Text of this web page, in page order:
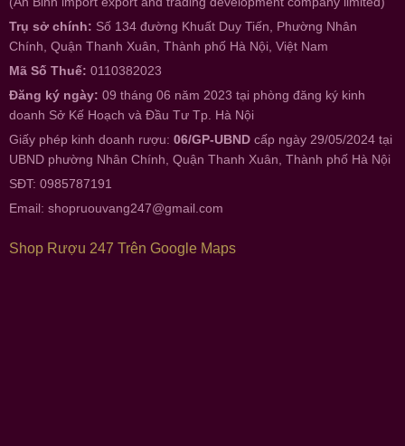
Trụ sở chính: Số 134 đường Khuất Duy Tiến, Phường Nhân
Chính, Quận Thanh Xuân, Thành phố Hà Nội, Việt Nam
Mã Số Thuế: 0110382023
Đăng ký ngày: 09 tháng 06 năm 2023 tại phòng đăng ký kinh
doanh Sở Kế Hoạch và Đầu Tư Tp. Hà Nội
Giấy phép kinh doanh rượu: 06/GP-UBND cấp ngày 29/05/2024 tại
UBND phường Nhân Chính, Quận Thanh Xuân, Thành phố Hà Nội
SĐT: 0985787191
Email: shopruouvang247@gmail.com
Shop Rượu 247 Trên Google Maps